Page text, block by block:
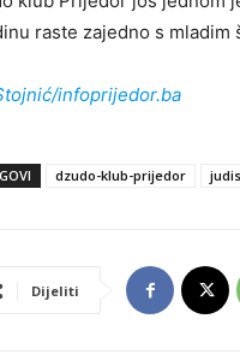
raste zajedno s mladim
infoprijedor.ba
dzudo-klub-prijedor
Dijeliti